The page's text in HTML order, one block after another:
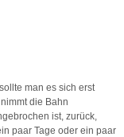
man es sich erst
die Bahn
ist, zurück,
paar Tage oder ein paar